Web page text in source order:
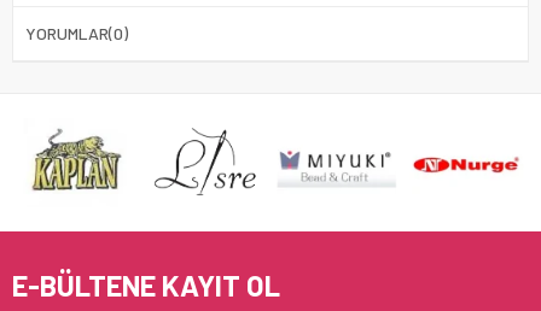
YORUMLAR(0)
E-BÜLTENE KAYIT OL